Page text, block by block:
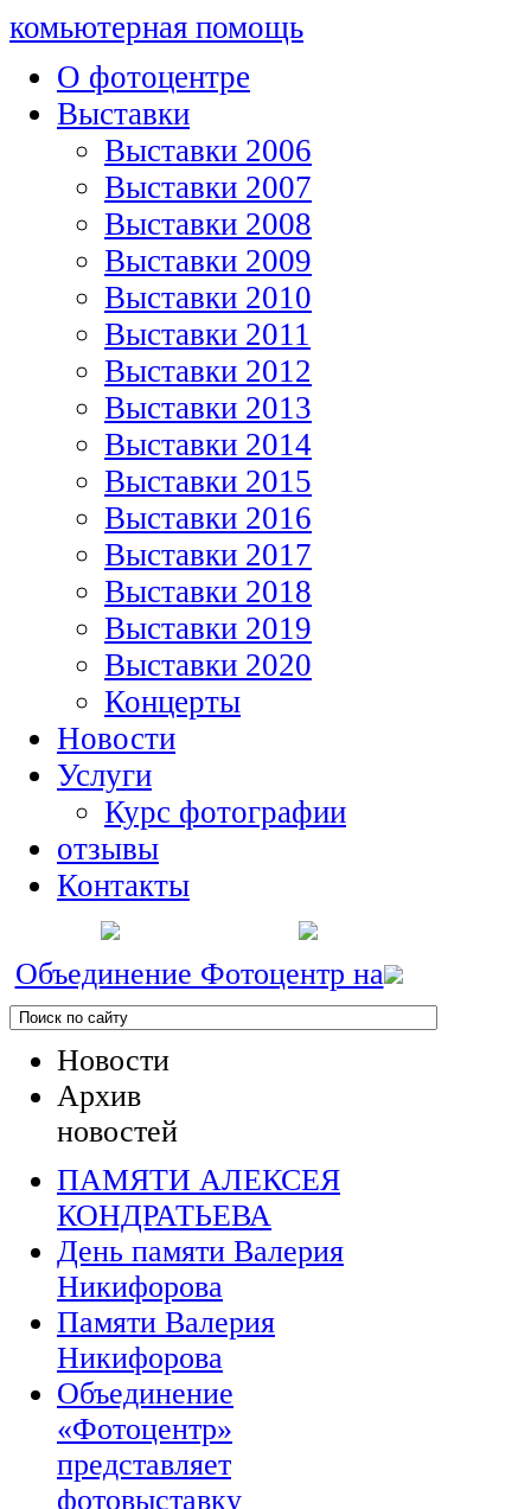
комьютерная помощь
О фотоцентре
Выставки
Выставки 2006
Выставки 2007
Выставки 2008
Выставки 2009
Выставки 2010
Выставки 2011
Выставки 2012
Выставки 2013
Выставки 2014
Выставки 2015
Выставки 2016
Выставки 2017
Выставки 2018
Выставки 2019
Выставки 2020
Концерты
Новости
Услуги
Курс фотографии
отзывы
Контакты
Объединение Фотоцентр на
Новости
Архив
новостей
ПАМЯТИ АЛЕКСЕЯ
КОНДРАТЬЕВА
День памяти Валерия
Никифорова
Памяти Валерия
Никифорова
Объединение
«Фотоцентр»
представляет
фотовыставку